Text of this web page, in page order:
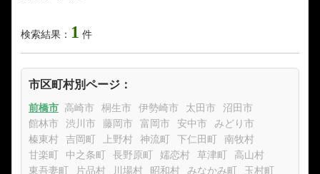
検索結果： 1 件
市区町村別ページ：
前橋市 高崎市 桐生市 伊勢崎市 太田市
沼田市
館林市
渋川市 藤岡市 富岡市 安中市
みどり市
榛東村
吉岡町 上野村 神流町 下仁田町
南牧村
甘楽町
中之条町 長野原町 嬬恋村 草津町
高山村
東吾妻町
片品村 川場村 昭和村 みなかみ町
玉村町